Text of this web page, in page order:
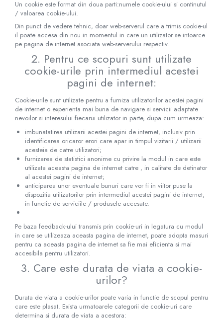
Un cookie este format din doua parti:numele cookie-ului si continutul
/ valoarea cookie-ului.
Din punct de vedere tehnic, doar web-serverul care a trimis cookie-ul
il poate accesa din nou in momentul in care un utilizator se intoarce
pe pagina de internet asociata web-serverului respectiv.
2. Pentru ce scopuri sunt utilizate
cookie-urile prin intermediul acestei
pagini de internet:
Cookie-urile sunt utilizate pentru a furniza utilizatorilor acestei pagini
de internet o experienta mai buna de navigare si servicii adaptate
nevoilor si interesului fiecarui utilizator in parte, dupa cum urmeaza:
imbunatatirea utilizarii acestei pagini de internet, inclusiv prin
identificarea oricaror erori care apar in timpul vizitarii / utilizarii
acesteia de catre utilizatori;
furnizarea de statistici anonime cu privire la modul in care este
utilizata aceasta pagina de internet catre , in calitate de detinator
al acestei pagini de internet;
anticiparea unor eventuale bunuri care vor fi in viitor puse la
dispozitia utilizatorilor prin intermediul acestei pagini de internet,
in functie de serviciile / produsele accesate.
Pe baza feedback-ului transmis prin cookie-uri in legatura cu modul
in care se utilizeaza aceasta pagina de internet, poate adopta masuri
pentru ca aceasta pagina de internet sa fie mai eficienta si mai
accesibila pentru utilizatori.
3. Care este durata de viata a cookie-
urilor?
Durata de viata a cookie-urilor poate varia in functie de scopul pentru
care este plasat. Exista urmatoarele categorii de cookie-uri care
determina si durata de viata a acestora: